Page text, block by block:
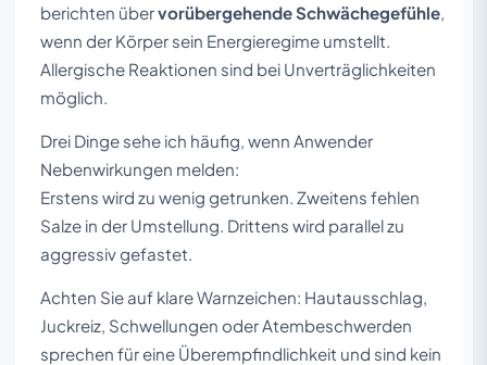
berichten übervorübergehende Schwächegefühle
wenn der Körper sein Energieregime umstellt.
Allergische Reaktionen sind bei Unverträglichkeiten
möglich.
Drei Dinge sehe ich häufig, wenn Anwender
Nebenwirkungen melden:
Erstens wird zu wenig getrunken. Zweitens fehlen
Salze in der Umstellung. Drittens wird parallel zu
aggressiv gefastet.
Achten Sie auf klare Warnzeichen: Hautausschlag,
Juckreiz, Schwellungen oder Atembeschwerden
sprechen für eine Überempfindlichkeit und sind kein